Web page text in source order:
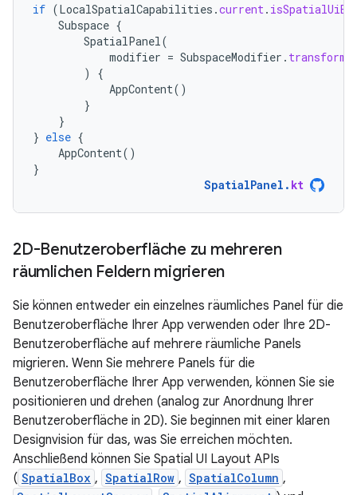
if (LocalSpatialCapabilities .current.
Subspace {
SpatialPanel(
modifier = SubspaceModifier .
)
{
AppContent()
}
}
} else {
AppContent()
}
SpatialPanel . kt
2D-Benutzeroberfläche zu mehreren
räumlichen Feldern migrieren
Sie können entweder ein einzelnes räumliches Panel für die
Benutzeroberfläche Ihrer App verwenden oder Ihre 2D-
Benutzeroberfläche auf mehrere räumliche Panels
migrieren. Wenn Sie mehrere Panels für die
Benutzeroberfläche Ihrer App verwenden, können Sie sie
positionieren und drehen (analog zur Anordnung Ihrer
Benutzeroberfläche in 2D). Sie beginnen mit einer klaren
Designvision für das, was Sie erreichen möchten.
Anschließend können Sie Spatial UI Layout APIs
( SpatialBox , SpatialRow , SpatialColumn ,